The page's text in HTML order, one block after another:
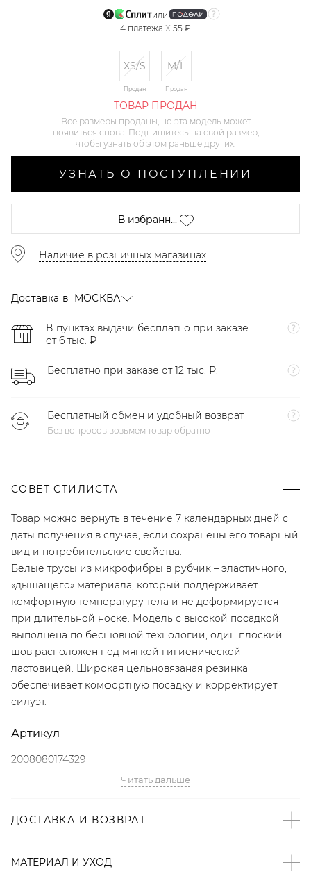
или
4 платежа X 55 ₽
XS/S
Продан
M/L
Продан
ТОВАР ПРОДАН
Все размеры проданы, но эта модель может
появиться снова. Подпишитесь на свой размер,
чтобы узнать об этом раньше других.
УЗНАТЬ О ПОСТУПЛЕНИИ
В избранн...
Наличие в розничных магазинах
Доставка в МОСКВА
В пунктах выдачи бесплатно при заказе
от 6 тыс. ₽
Бесплатно при заказе от 12 тыс. ₽.
Бесплатный обмен и удобный возврат
Без вопросов возьмем товар обратно
СОВЕТ СТИЛИСТА
Товар можно вернуть в течение 7 календарных дней с
даты получения в случае, если сохранены его товарный
вид и потребительские свойства.
Белые трусы из микрофибры в рубчик – эластичного,
«дышащего» материала, который поддерживает
комфортную температуру тела и не деформируется
при длительной носке. Модель с высокой посадкой
выполнена по бесшовной технологии, один плоский
шов расположен под мягкой гигиенической
ластовицей. Широкая цельновязаная резинка
обеспечивает комфортную посадку и корректирует
силуэт.
Артикул
2008080174329
– Дизайн: Санкт-Петербург, Россия;
– Высокая посадка;
Читать дальше
ДОСТАВКА И ВОЗВРАТ
МАТЕРИАЛ И УХОД